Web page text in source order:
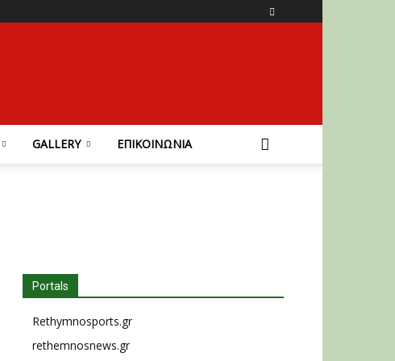
GALLERY ΕΠΙΚΟΙΝΩΝΙΑ
Portals
Rethymnosports.gr
rethemnosnews.gr